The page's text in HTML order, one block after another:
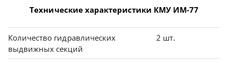
Технические характеристики КМУ ИМ-77
Количество гидравлических
выдвижных секций
2 шт.